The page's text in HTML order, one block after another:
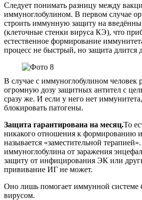
Следует понимать разницу между
иммуноглобулином. В первом случае
строить иммунную защиту на
(клеточные стенки вируса КЭ), что
естественное формирование
процесс не быстрый, но защита длится
В случае с иммуноглобулином человек
огромную дозу защитных антител с
сразу же. И если у него нет
блокировать патогены.
Защита гарантирована на месяц.То
никакого отношения к формированию
называется «заместительной
иммуноглобулина от заражения
защиту от инфицирования ЭК или
прививание ИГ не может.
Оно лишь помогает иммунной системе
вирусом.